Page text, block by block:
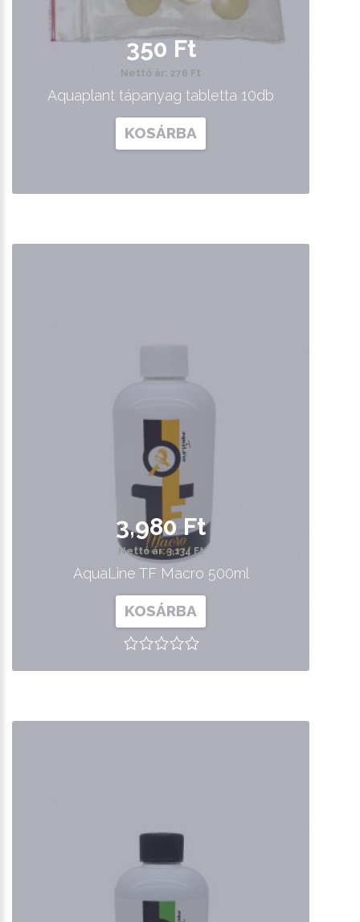
350 Ft
Nettó ár: 276 Ft
Aquaplant tápanyag tabletta 10db
KOSÁRBA
3,980 Ft
Nettó ár: 3,134 Ft
AquaLine TF Macro 500ml
KOSÁRBA